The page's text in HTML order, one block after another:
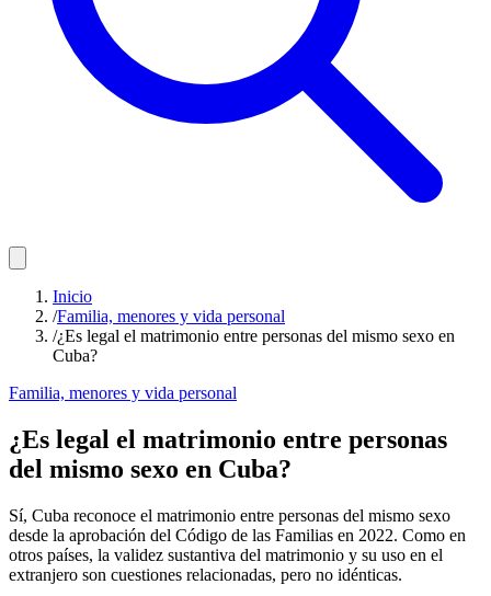
Inicio
/Familia, menores y vida personal
/¿Es legal el matrimonio entre personas del mismo sexo en
Cuba?
Familia, menores y vida personal
¿Es legal el matrimonio entre personas
del mismo sexo en Cuba?
Sí, Cuba reconoce el matrimonio entre personas del mismo sexo
desde la aprobación del Código de las Familias en 2022. Como en
otros países, la validez sustantiva del matrimonio y su uso en el
extranjero son cuestiones relacionadas, pero no idénticas.